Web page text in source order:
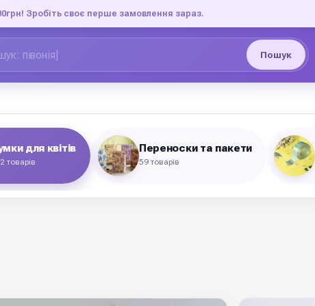
Зробіть своє перше замовлення зараз.
Пошук
для квітів
товарів
Переноски та пакети
59 товарів